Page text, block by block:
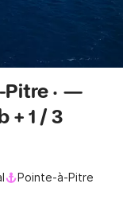
Pitre · —
+ 1 / 3
Pointe-à-Pitre